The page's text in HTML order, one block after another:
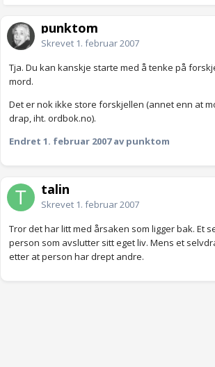
punktom
Skrevet 1. februar 2007
Tja. Du kan kanskje starte med å tenke på
mord.
Det er nok ikke store forskjellen (annet enn at
drap, iht. ordbok.no).
Endret 1. februar 2007av punktom
talin
Skrevet 1. februar 2007
Tror det har litt med årsaken som ligger bak. Et
person som avslutter sitt eget liv. Mens et
etter at person har drept andre.